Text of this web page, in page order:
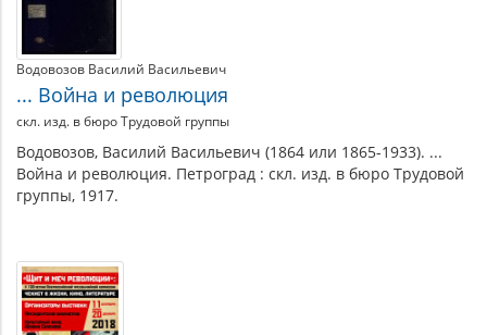
Водовозов Василий Васильевич
... Война и революция
скл. изд. в бюро Трудовой группы
Водовозов, Василий Васильевич (1864 или 1865-1933). ...
Война и революция. Петроград : скл. изд. в бюро Трудовой
группы, 1917.